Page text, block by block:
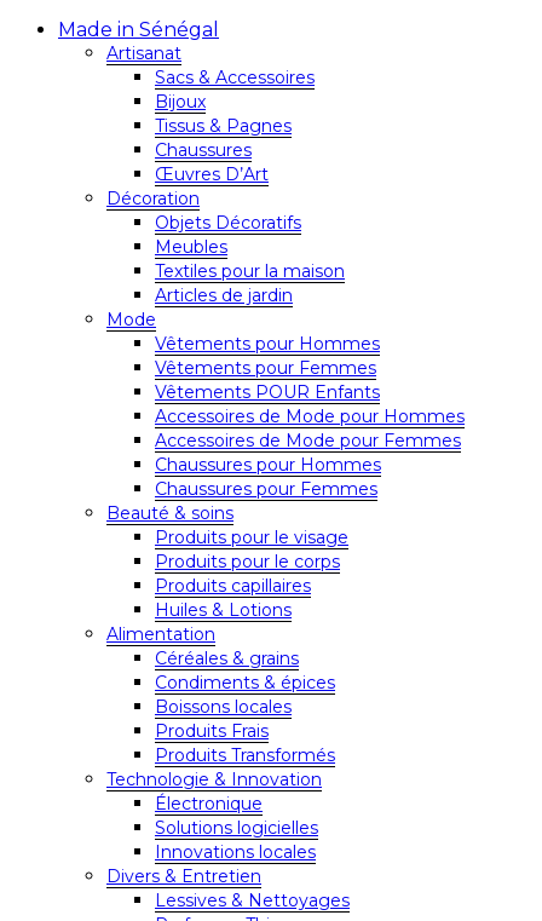
Made in Sénégal
Artisanat
Sacs & Accessoires
Bijoux
Tissus & Pagnes
Chaussures
Œuvres D’Art
Décoration
Objets Décoratifs
Meubles
Textiles pour la maison
Articles de jardin
Mode
Vêtements pour Hommes
Vêtements pour Femmes
Vêtements POUR Enfants
Accessoires de Mode pour Hommes
Accessoires de Mode pour Femmes
Chaussures pour Hommes
Chaussures pour Femmes
Beauté & soins
Produits pour le visage
Produits pour le corps
Produits capillaires
Huiles & Lotions
Alimentation
Céréales & grains
Condiments & épices
Boissons locales
Produits Frais
Produits Transformés
Technologie & Innovation
Électronique
Solutions logicielles
Innovations locales
Divers & Entretien
Lessives & Nettoyages